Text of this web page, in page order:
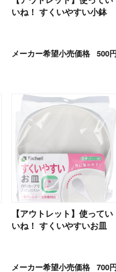
いね！ すくいやすい小鉢
メーカー希望小売価格 500
【アウトレット】使ってい
いね！ すくいやすいお皿
メーカー希望小売価格 700